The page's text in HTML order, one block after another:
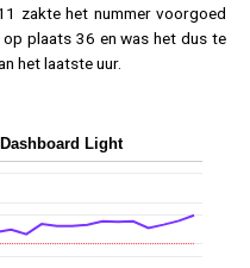
zakte het nummer voorgoed
plaats 36 en was het dus te
het laatste uur.
Light